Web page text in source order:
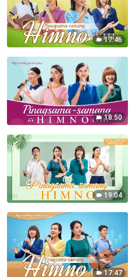
17:46
18:50
19:04
17:47